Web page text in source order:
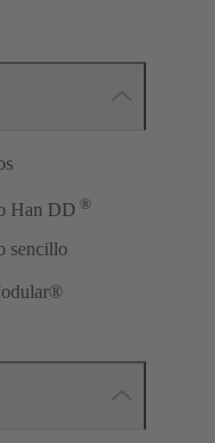
Han DD ®
sencillo